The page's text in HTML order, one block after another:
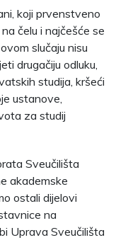
koji prvenstveno
čelu i najčešće se
slučaju nisu
drugačiju odluku,
studija, kršeći
ustanove,
za studij
Sveučilišta
akademske
ostali dijelovi
na
Uprava Sveučilišta